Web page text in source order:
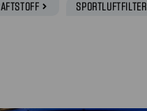
navigate_next SPORTLUFTFILTER